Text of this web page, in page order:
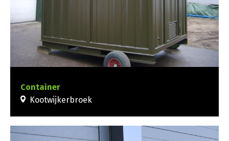
Container
Kootwijkerbroek